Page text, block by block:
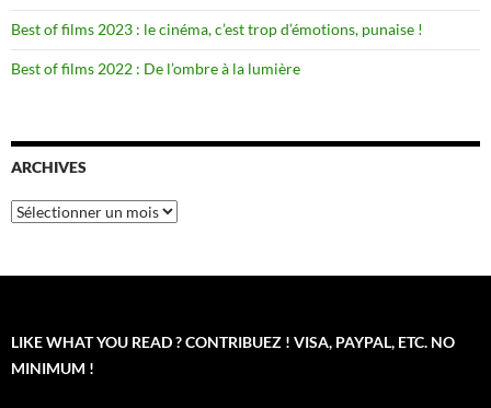
Best of films 2023 : le cinéma, c’est trop d’émotions, punaise !
Best of films 2022 : De l’ombre à la lumière
ARCHIVES
Archives
LIKE WHAT YOU READ ? CONTRIBUEZ ! VISA, PAYPAL, ETC. NO
MINIMUM !